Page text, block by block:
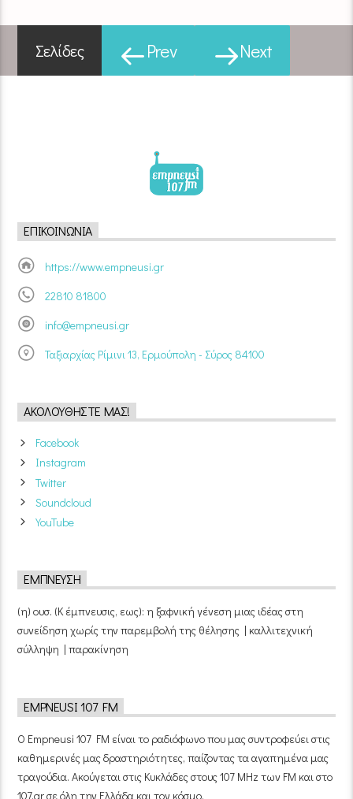
Σελίδες Prev Next
ΕΠΙΚΟΙΝΩΝΊΑ
https://www.empneusi.gr
22810 81800
info@empneusi.gr
Ταξιαρχίας Ρίμινι 13, Ερμούπολη - Σύρος 84100
ΑΚΟΛΟΥΘΉΣΤΕ ΜΑΣ!
Facebook
Instagram
Twitter
Soundcloud
YouTube
ΈΜΠΝΕΥΣΗ
(η) ουσ. (Κ έμπνευσις, εως): η ξαφνική γένεση μιας ιδέας στη
συνείδηση χωρίς την παρεμβολή της θέλησης | καλλιτεχνική
σύλληψη | παρακίνηση
EMPNEUSI 107 FM
Ο Empneusi 107 FM είναι το ραδιόφωνο που μας συντροφεύει στις
καθημερινές μας δραστηριότητες, παίζοντας τα αγαπημένα μας
τραγούδια. Ακούγεται στις Κυκλάδες στους 107 MHz των FM και στο
107.gr σε όλη την Ελλάδα και τον κόσμο.